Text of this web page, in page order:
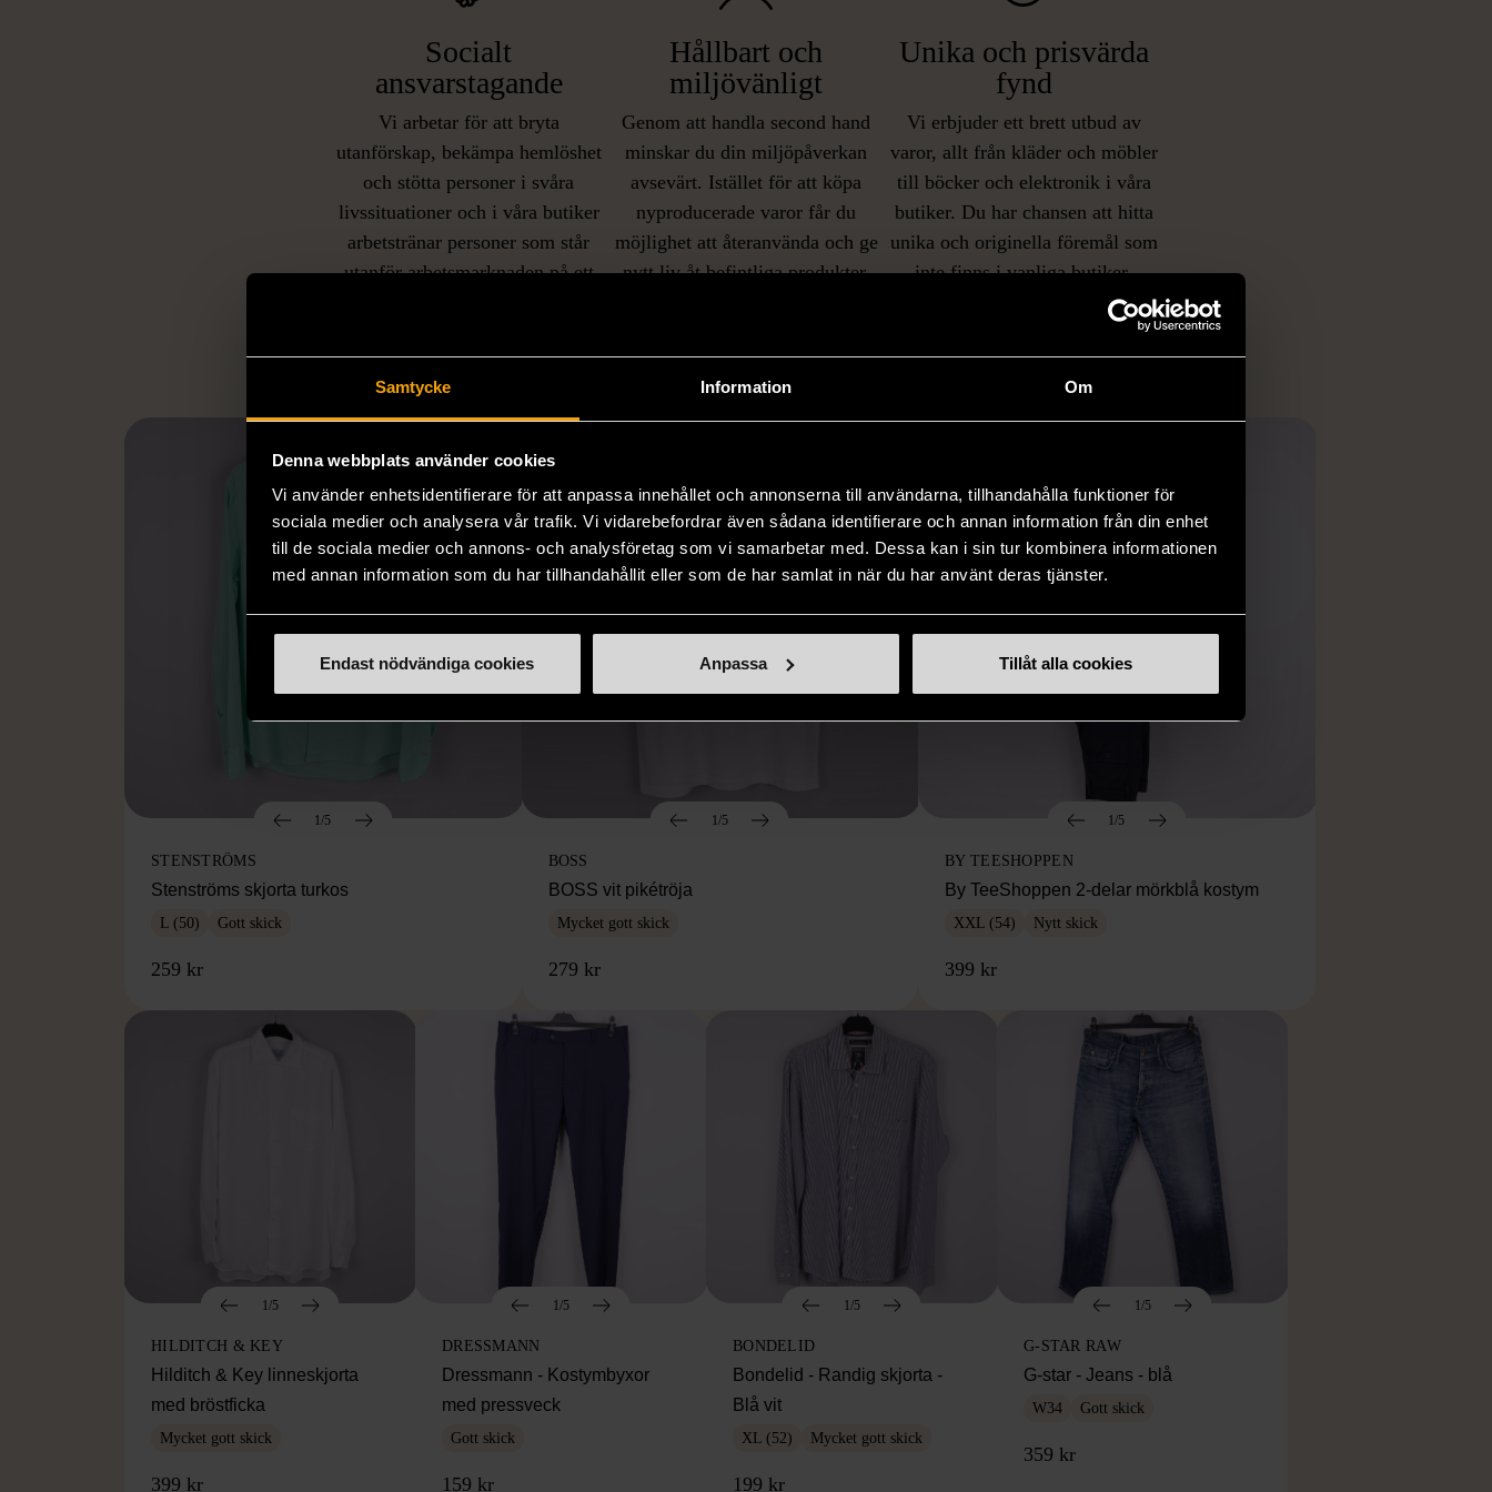
Samtycke Information Om
Denna webbplats använder cookies
Vi använder enhetsidentifierare för att anpassa innehållet och annonserna till användarna, tillhandahålla funktioner för
sociala medier och analysera vår trafik. Vi vidarebefordrar även sådana identifierare och annan information från din enhet
till de sociala medier och annons- och analysföretag som vi samarbetar med. Dessa kan i sin tur kombinera informationen
med annan information som du har tillhandahållit eller som de har samlat in när du har använt deras tjänster.
Endast nödvändiga cookies Anpassa Tillåt alla cookies
Socialt
ansvarstagande
Vi arbetar för att bryta
utanförskap, bekämpa hemlöshet
och stötta personer i svåra
livssituationer och i våra butiker
arbetstränar personer som står
utanför arbetsmarknaden på ett
Hållbart och
miljövänligt
Genom att handla second hand
minskar du din miljöpåverkan
avsevärt. Istället för att köpa
nyproducerade varor får du
möjlighet att återanvända och ge
nytt liv åt befintliga produkter.
Unika och prisvärda
fynd
Vi erbjuder ett brett utbud av
varor, allt från kläder och möbler
till böcker och elektronik i våra
butiker. Du har chansen att hitta
unika och originella föremål som
inte finns i vanliga butiker.
Hitta produkter som påminner om denna
1/5
STENSTRÖMS
Stenströms skjorta turkos
L (50) Gott skick
259 kr
1/5
BOSS
BOSS vit pikétröja
Mycket gott skick
279 kr
1/5
BY TEESHOPPEN
By TeeShoppen 2-delar mörkblå kostym
XXL (54) Nytt skick
399 kr
1/5
HILDITCH & KEY
Hilditch & Key linneskjorta
med bröstficka
Mycket gott skick
399 kr
1/5
DRESSMANN
Dressmann - Kostymbyxor
med pressveck
Gott skick
159 kr
1/5
BONDELID
Bondelid - Randig skjorta -
Blå vit
XL (52) Mycket gott skick
199 kr
1/5
G-STAR RAW
G-star - Jeans - blå
W34 Gott skick
359 kr